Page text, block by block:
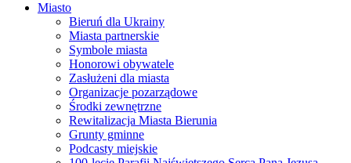
Miasto
Bieruń dla Ukrainy
Miasta partnerskie
Symbole miasta
Honorowi obywatele
Zasłużeni dla miasta
Organizacje pozarządowe
Środki zewnętrzne
Rewitalizacja Miasta Bierunia
Grunty gminne
Podcasty miejskie